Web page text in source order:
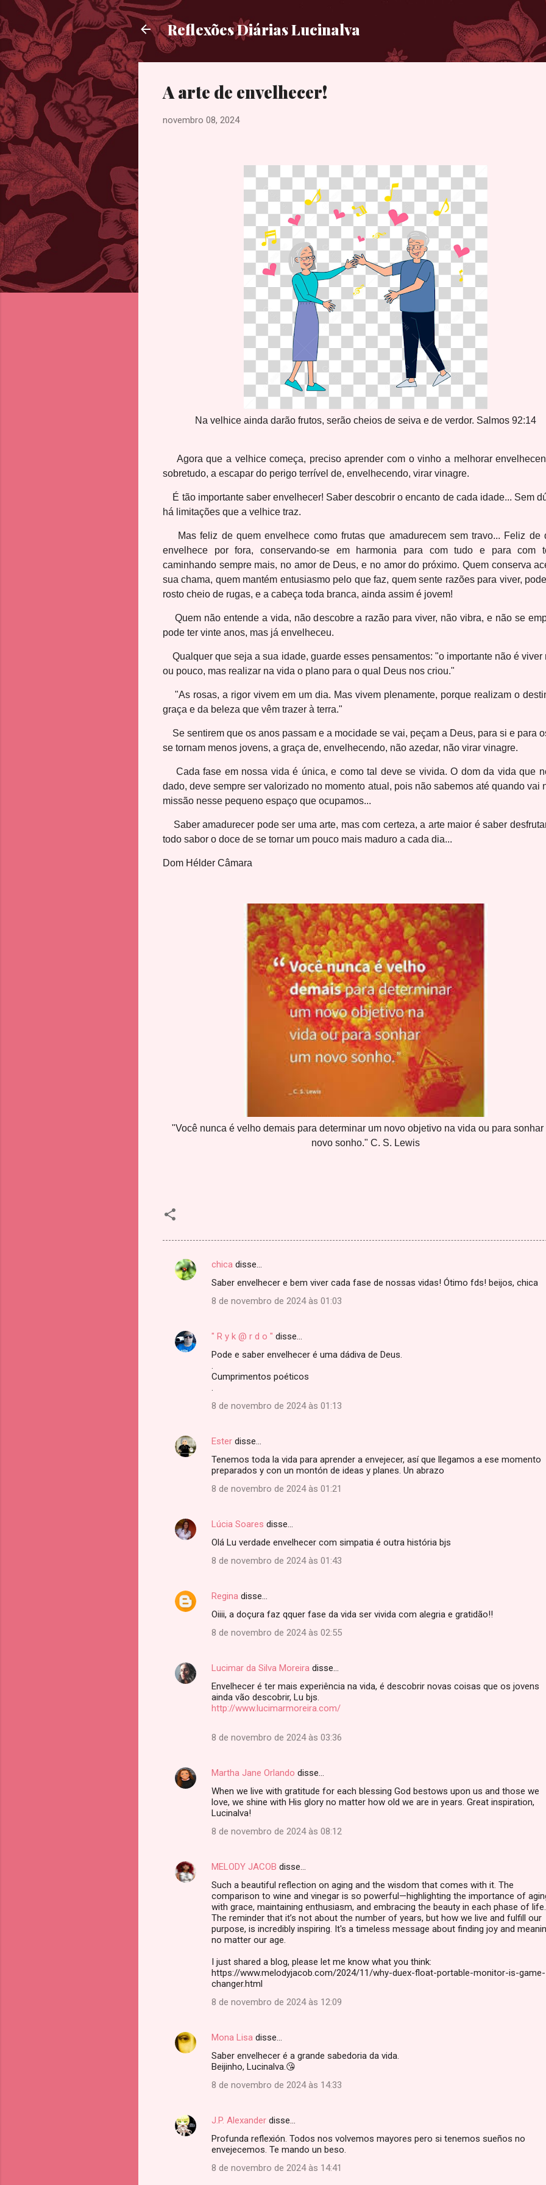
Reflexões Diárias Lucinalva
A arte de envelhecer!
novembro 08, 2024
Na velhice ainda darão frutos, serão cheios de seiva e de verdor. Salmos 92:14
Agora que a velhice começa, preciso aprender com o vinho a melhorar
sobretudo, a escapar do perigo terrível de, envelhecendo, virar vinagre.
É tão importante saber envelhecer! Saber descobrir o encanto de cada idade... Sem
há limitações que a velhice traz.
Mas feliz de quem envelhece como frutas que amadurecem sem travo... Feliz de
envelhece por fora, conservando-se em harmonia para com tudo e para com
caminhando sempre mais, no amor de Deus, e no amor do próximo. Quem conserva
sua chama, quem mantém entusiasmo pelo que faz, quem sente razões para viver,
rosto cheio de rugas, e a cabeça toda branca, ainda assim é jovem!
Quem não entende a vida, não descobre a razão para viver, não vibra, e não se
pode ter vinte anos, mas já envelheceu.
Qualquer que seja a sua idade, guarde esses pensamentos: "o importante não é viver
ou pouco, mas realizar na vida o plano para o qual Deus nos criou."
"As rosas, a rigor vivem em um dia. Mas vivem plenamente, porque realizam o
graça e da beleza que vêm trazer à terra."
Se sentirem que os anos passam e a mocidade se vai, peçam a Deus, para si e para
se tornam menos jovens, a graça de, envelhecendo, não azedar, não virar vinagre.
Cada fase em nossa vida é única, e como tal deve se vivida. O dom da vida que
dado, deve sempre ser valorizado no momento atual, pois não sabemos até quando vai
missão nesse pequeno espaço que ocupamos...
Saber amadurecer pode ser uma arte, mas com certeza, a arte maior é saber
todo sabor o doce de se tornar um pouco mais maduro a cada dia...
Dom Hélder Câmara
"Você nunca é velho demais para determinar um novo objetivo na vida ou para sonhar
novo sonho." C. S. Lewis
C
n
s
chica disse…
Saber envelhecer e bem viver cada fase de nossas vidas! Ótimo fds! beijos, chica
8 de novembro de 2024 às 01:03
" R y k @ r d o " disse…
Pode e saber envelhecer é uma dádiva de Deus.
.
Cumprimentos poéticos
.
8 de novembro de 2024 às 01:13
Ester disse…
Tenemos toda la vida para aprender a envejecer, así que llegamos a ese momento
preparados y con un montón de ideas y planes. Un abrazo
8 de novembro de 2024 às 01:21
Lúcia Soares disse…
Olá Lu verdade envelhecer com simpatia é outra história bjs
8 de novembro de 2024 às 01:43
Regina disse…
Oiiii, a doçura faz qquer fase da vida ser vivida com alegria e gratidão!!
8 de novembro de 2024 às 02:55
Lucimar da Silva Moreira disse…
Envelhecer é ter mais experiência na vida, é descobrir novas coisas que os jovens
ainda vão descobrir, Lu bjs.
http://www.lucimarmoreira.com/
8 de novembro de 2024 às 03:36
Martha Jane Orlando disse…
When we live with gratitude for each blessing God bestows upon us and those we
love, we shine with His glory no matter how old we are in years. Great inspiration,
Lucinalva!
8 de novembro de 2024 às 08:12
MELODY JACOB disse…
Such a beautiful reflection on aging and the wisdom that comes with it. The
comparison to wine and vinegar is so powerful—highlighting the importance of
with grace, maintaining enthusiasm, and embracing the beauty in each phase of life.
The reminder that it’s not about the number of years, but how we live and fulfill our
purpose, is incredibly inspiring. It's a timeless message about finding joy and
no matter our age.
I just shared a blog, please let me know what you think:
https://www.melodyjacob.com/2024/11/why-duex-float-portable-monitor-is-game-
changer.html
8 de novembro de 2024 às 12:09
Mona Lisa disse…
Saber envelhecer é a grande sabedoria da vida.
Beijinho, Lucinalva.😘
8 de novembro de 2024 às 14:33
J.P. Alexander disse…
Profunda reflexión. Todos nos volvemos mayores pero si tenemos sueños no
envejecemos. Te mando un beso.
8 de novembro de 2024 às 14:41